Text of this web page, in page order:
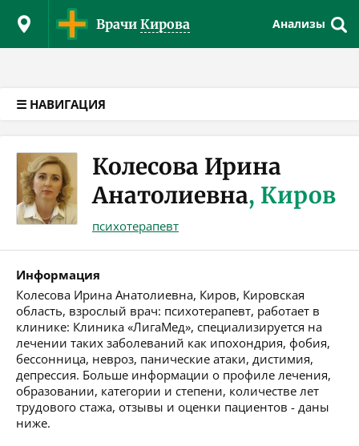
Врачи Кирова Анализы
☰ НАВИГАЦИЯ
Колесова Ирина
Анатолиевна, Киров
психотерапевт
Информация
Колесова Ирина Анатолиевна, Киров, Кировская
область, взрослый врач: психотерапевт, работает в
клинике: Клиника «ЛигаМед», специализируется на
лечении таких заболеваний как ипохондрия, фобия,
бессонница, невроз, панические атаки, дистимия,
депрессия. Больше информации о профиле лечения,
образовании, категории и степени, количестве лет
трудового стажа, отзывы и оценки пациентов - даны
ниже.